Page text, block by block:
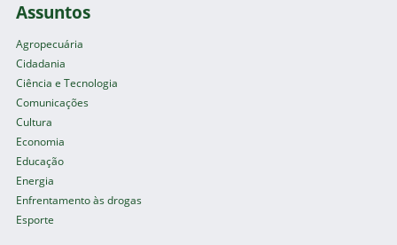
Assuntos
Agropecuária
Cidadania
Ciência e Tecnologia
Comunicações
Cultura
Economia
Educação
Energia
Enfrentamento às drogas
Esporte